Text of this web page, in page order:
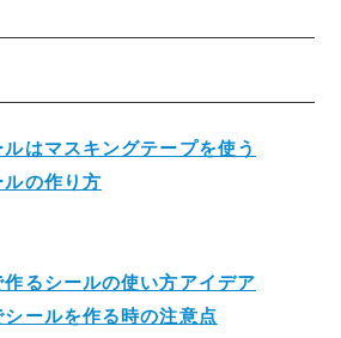
はマスキングテープを使う
の作り方
るシールの使い方アイデア
ールを作る時の注意点